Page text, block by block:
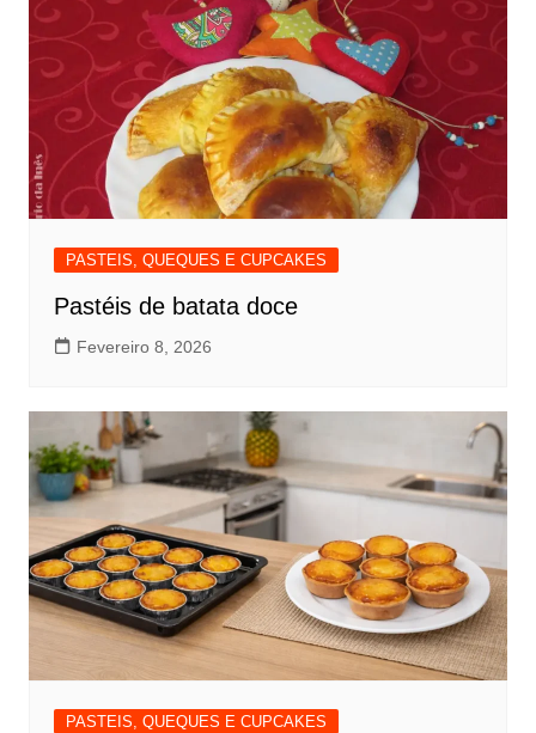
PASTEIS, QUEQUES E CUPCAKES
Pastéis de batata doce
Fevereiro 8, 2026
PASTEIS, QUEQUES E CUPCAKES